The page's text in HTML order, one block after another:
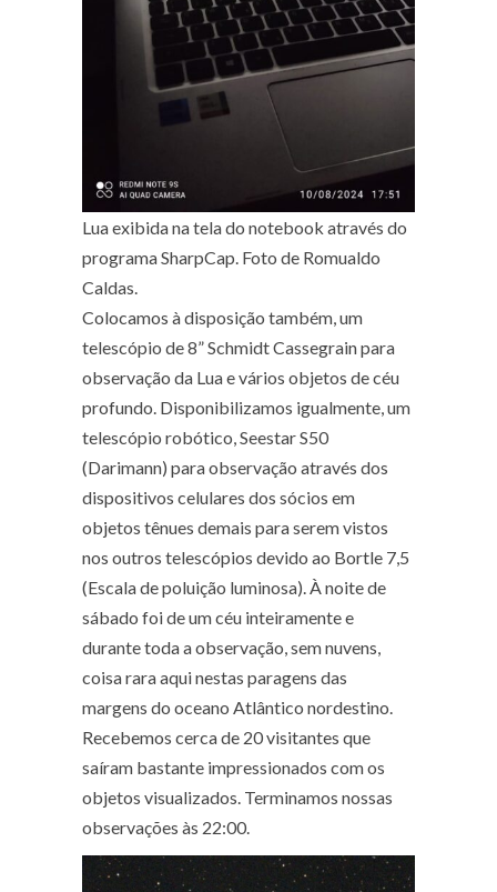
Lua exibida na tela do notebook através do
programa SharpCap. Foto de Romualdo
Caldas.
Colocamos à disposição também, um
telescópio de 8” Schmidt Cassegrain para
observação da Lua e vários objetos de céu
profundo. Disponibilizamos igualmente, um
telescópio robótico, Seestar S50
(Darimann) para observação através dos
dispositivos celulares dos sócios em
objetos tênues demais para serem vistos
nos outros telescópios devido ao Bortle 7,5
(Escala de poluição luminosa). À noite de
sábado foi de um céu inteiramente e
durante toda a observação, sem nuvens,
coisa rara aqui nestas paragens das
margens do oceano Atlântico nordestino.
Recebemos cerca de 20 visitantes que
saíram bastante impressionados com os
objetos visualizados. Terminamos nossas
observações às 22:00.